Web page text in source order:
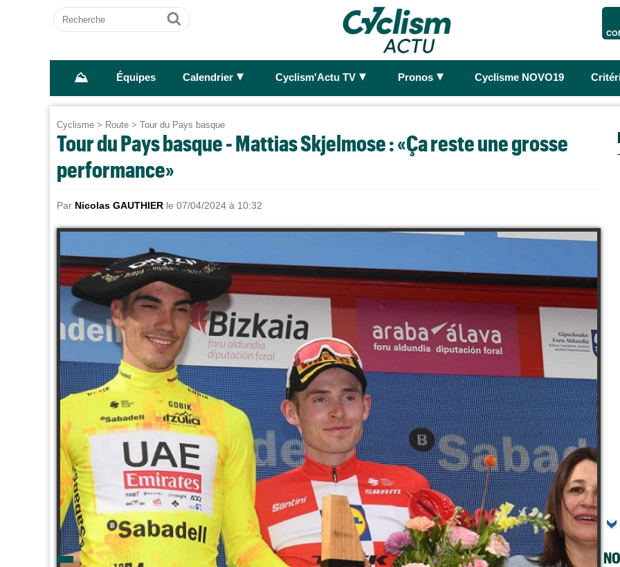
Recherche
Ok
⛰ Équipes Calendrier ► Cyclism'Actu TV ► Pronos ► Cyclisme NOVO19
Cyclisme > Route > Tour du Pays basque
Tour du Pays basque - Mattias Skjelmose : «Ça reste une grosse
performance»
Par Nicolas GAUTHIER le 07/04/2024 à 10:32